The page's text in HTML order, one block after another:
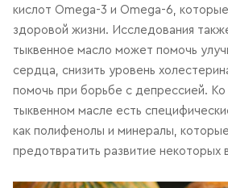
кислот Omega-3 и Omega-6,
здоровой жизни. Исследования
тыквенное масло может помочь
сердца, снизить уровень
помочь при борьбе с депрессией.
тыквенном масле есть
как полифенолы и минералы,
предотвратить развитие некоторых